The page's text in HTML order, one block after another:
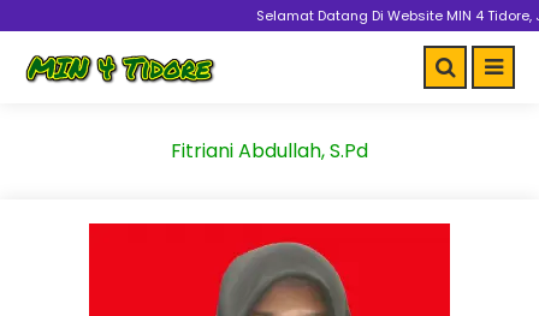
Selamat Datang Di Website MIN 4 Tidore,
Fitriani Abdullah, S.Pd